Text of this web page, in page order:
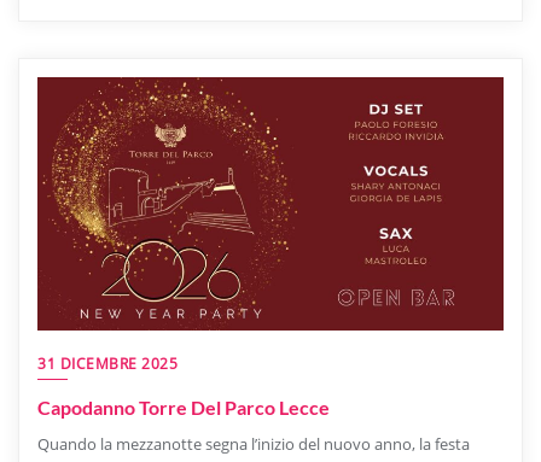
31 DICEMBRE 2025
Capodanno Torre Del Parco Lecce
Quando la mezzanotte segna l’inizio del nuovo anno, la festa